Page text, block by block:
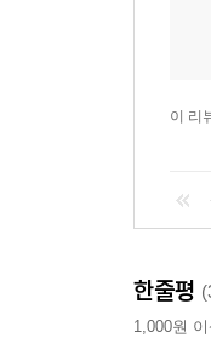
이 리
한줄평
1,000원